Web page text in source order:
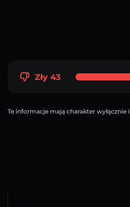
Zły 43
Te informacje mają charakter wyłącznie